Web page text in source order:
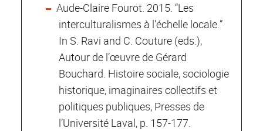
Aude-Claire Fourot. 2015. “Les
interculturalismes à l'échelle locale.”
In S. Ravi and C. Couture (eds.),
Autour de l’œuvre de Gérard
Bouchard. Histoire sociale, sociologie
historique, imaginaires collectifs et
politiques publiques, Presses de
l’Université Laval, p. 157-177.